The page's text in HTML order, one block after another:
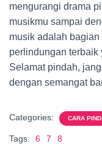
mengurangi drama
musikmu sampai
musik adalah
perlindungan terbaik
Selamat pindah,
dengan semangat
Categories: CARA
Tags: 6 7 8